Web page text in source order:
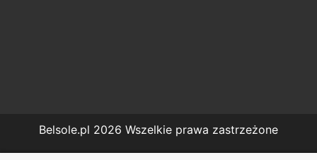
Belsole.pl 2026 Wszelkie prawa zastrzeżone